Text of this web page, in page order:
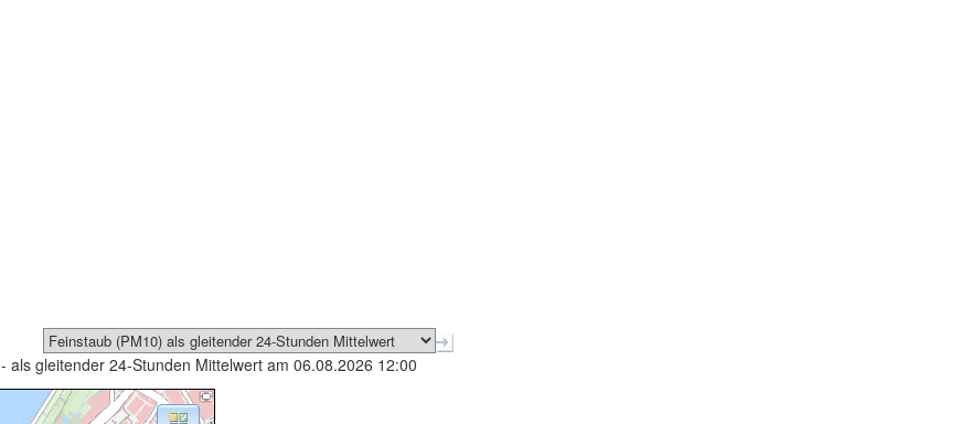
- als gleitender 24-Stunden Mittelwert am 06.08.2026 12:00